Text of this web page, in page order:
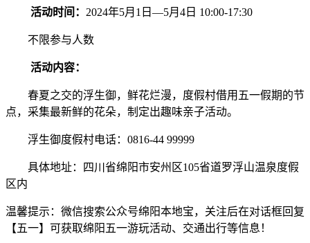
活动时间： 2024年5月1日—5月4日 10:00-17:30
不限参与人数
活动内容：
春夏之交的浮生御，鲜花烂漫，度假村借用五一假期的节
点，采集最新鲜的花朵，制定出趣味亲子活动。
浮生御度假村电话：0816-44 99999
具体地址：四川省绵阳市安州区105省道罗浮山温泉度假
区内
温馨提示：微信搜索公众号绵阳本地宝，关注后在对话框回复
【五一】可获取绵阳五一游玩活动、交通出行等信息！